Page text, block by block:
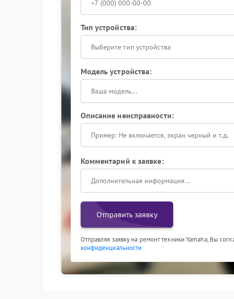
Тип устройства:
Выберите тип устройства
Модель устройства:
Описание неисправности:
Комментарий к заявке:
Отправить заявку
Отправляя заявку на ремонт техники Yamaha, Вы
конфиденциальности